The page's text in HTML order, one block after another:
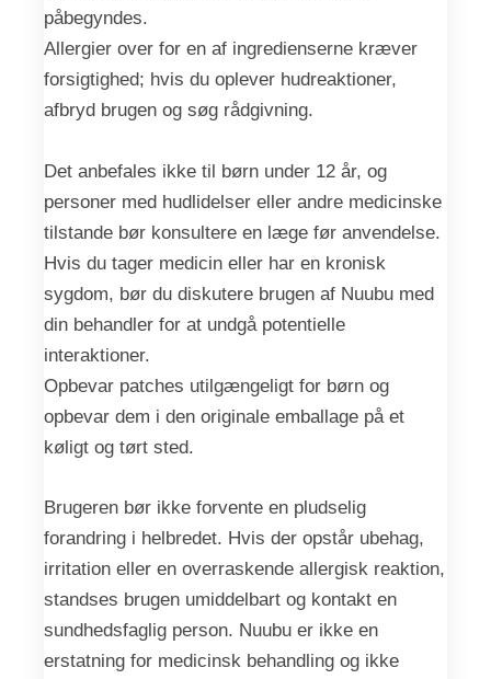
påbegyndes.
Allergier over for en af ingredienserne kræver
forsigtighed; hvis du oplever hudreaktioner,
afbryd brugen og søg rådgivning.
Det anbefales ikke til børn under 12 år, og
personer med hudlidelser eller andre medicinske
tilstande bør konsultere en læge før anvendelse.
Hvis du tager medicin eller har en kronisk
sygdom, bør du diskutere brugen af Nuubu med
din behandler for at undgå potentielle
interaktioner.
Opbevar patches utilgængeligt for børn og
opbevar dem i den originale emballage på et
køligt og tørt sted.
Brugeren bør ikke forvente en pludselig
forandring i helbredet. Hvis der opstår ubehag,
irritation eller en overraskende allergisk reaktion,
standses brugen umiddelbart og kontakt en
sundhedsfaglig person. Nuubu er ikke en
erstatning for medicinsk behandling og ikke